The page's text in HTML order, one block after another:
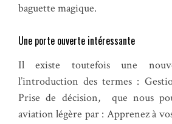
baguette magique.
Une porte ouverte intéressante
Il existe toutefois une
l’introduction des termes :
Prise de décision, que nous
aviation légère par : Apprenez à